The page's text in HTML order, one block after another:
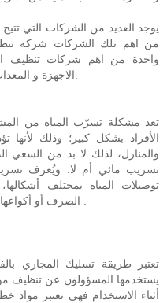
يوجد العديد من الشركات التي
من اهم تلك الشركات شركة
واحدة من اهم شركات تنظيف
تعد مشكلة تسرّب المياه من
الأفراد بشكل كبير؛ وذلك لأنها
والمنازل، لذلك لا بد من السعي
تسريب مائي أم لا. ويُعرف
توصيلات المياه بمختلف
تعتبر طريقة تسليك المجاري
يستخدمها المسؤولون عن تنظيف
أثناء الاستخدام فهي تعتبر مواد